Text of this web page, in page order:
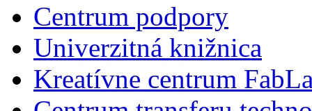
Centrum podpory
Univerzitná knižnica
Kreatívne centrum